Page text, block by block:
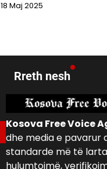
18 Maj 2025
Rreth nesh
Kosova Free Voice
dhe media e pavarur
standarde më të
hulumtojmë,